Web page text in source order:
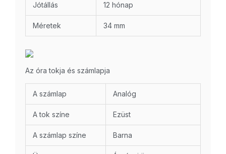
Jótállás 12 hónap
Méretek 34 mm
Az óra tokja és számlapja
A számlap Analóg
A tok színe Ezüst
A számlap színe Barna